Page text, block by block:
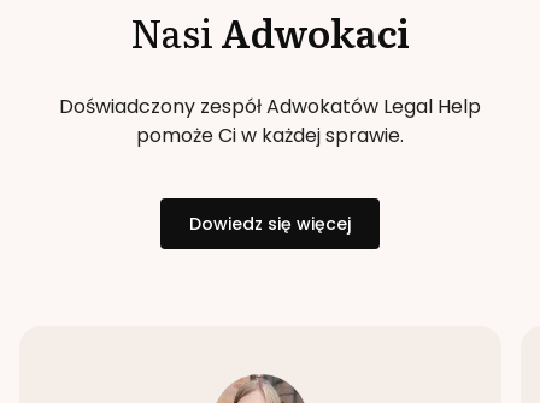
NasiAdwokaci
Doświadczony zespół Adwokatów Legal Help
pomoże Ci w każdej sprawie.
Dowiedz się więcej